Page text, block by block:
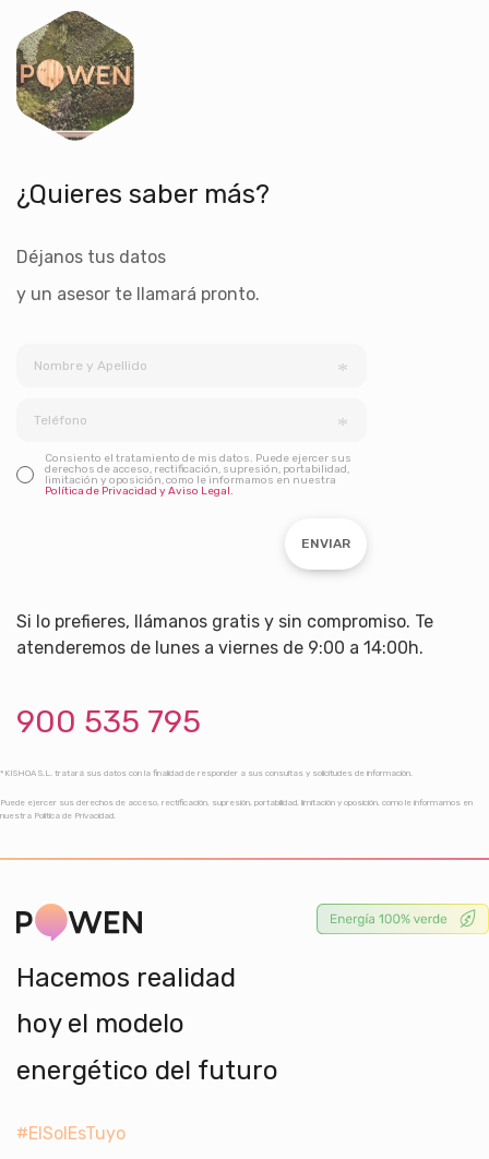
¿Quieres saber más?
Déjanos tus datos
y un asesor te llamará pronto.
Consiento el tratamiento de mis datos. Puede ejercer sus
derechos de acceso, rectificación, supresión, portabilidad,
limitación y oposición, como le informamos en nuestra
Política de Privacidad y Aviso Legal.
ENVIAR
Si lo prefieres, llámanos gratis y sin compromiso. Te
atenderemos de lunes a viernes de 9:00 a 14:00h.
900 535 795
*KISHOA S.L. tratará sus datos con la finalidad de responder a sus consultas y solicitudes de información.
Puede ejercer sus derechos de acceso, rectificación, supresión, portabilidad, limitación y oposición, como le informamos en
nuestra Política de Privacidad.
Hacemos realidad
hoy el modelo
energético del futuro
#ElSolEsTuyo